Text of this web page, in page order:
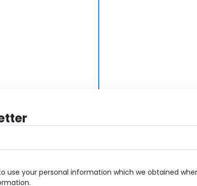
use your personal information which we obtained